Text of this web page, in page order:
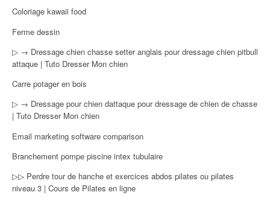
Coloriage kawaii food
Ferme dessin
▷ → Dressage chien chasse setter anglais pour dressage chien pitbull
attaque | Tuto Dresser Mon chien
Carre potager en bois
▷ → Dressage pour chien dattaque pour dressage de chien de chasse
| Tuto Dresser Mon chien
Email marketing software comparison
Branchement pompe piscine intex tubulaire
▷▷ Perdre tour de hanche et exercices abdos pilates ou pilates
niveau 3 | Cours de Pilates en ligne